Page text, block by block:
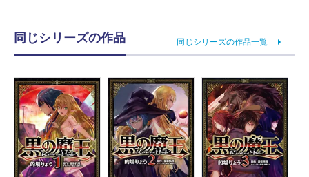
同じシリーズの作品 同じシリーズの作品一覧